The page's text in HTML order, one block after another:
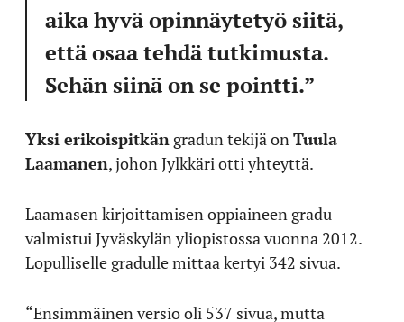
aika hyvä opinnäytetyö siitä,
että osaa tehdä tutkimusta.
Sehän siinä on se pointti.”
Yksi erikoispitkän gradun tekijä onTuula
Laamanen, johon Jylkkäri otti yhteyttä.
Laamasen kirjoittamisen oppiaineen gradu
valmistui Jyväskylän yliopistossa vuonna 2012.
Lopulliselle gradulle mittaa kertyi 342 sivua.
“Ensimmäinen versio oli 537 sivua, mutta